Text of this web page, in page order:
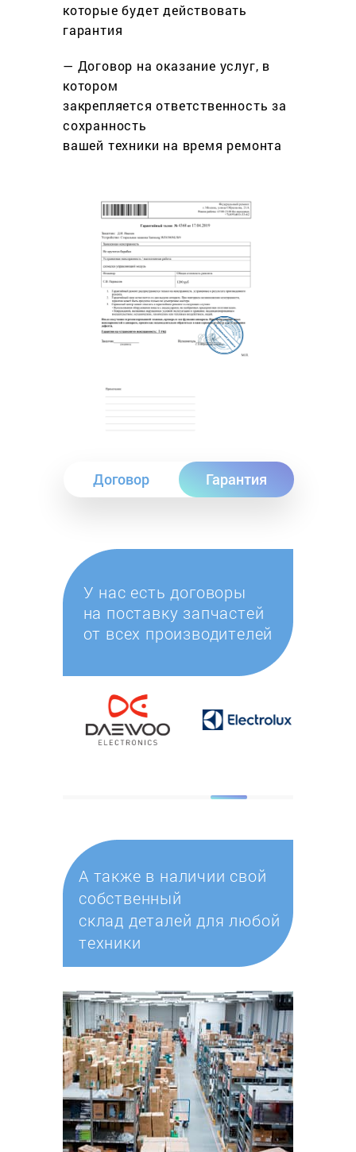
которые будет действовать
гарантия
— Договор на оказание услуг, в
котором
закрепляется ответственность за
сохранность
вашей техники на время ремонта
Договор Гарантия
У нас есть договоры
на поставку запчастей
от всех производителей
А также в наличии свой
собственный
склад деталей для любой
техники